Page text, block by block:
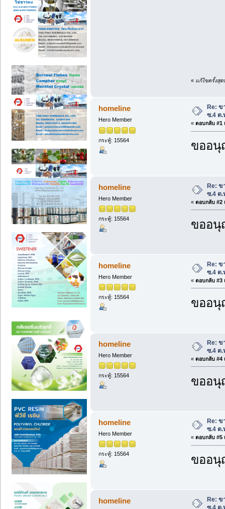
« แก้ไขครั้งสุ
homeline
Hero Member
กระทู้: 15564
Re:
ซ.4 ต
« ตอบกลับ #1
ขออนุ
homeline
Hero Member
กระทู้: 15564
Re: ข
ซ.4 ต
« ตอบกลับ #2
ขออนุ
homeline
Hero Member
กระทู้: 15564
Re: ข
ซ.4 ต
« ตอบกลับ #3
ขออนุ
homeline
Hero Member
กระทู้: 15564
Re:
ซ.4 ต
« ตอบกลับ #4
ขออนุ
homeline
Hero Member
กระทู้: 15564
Re:
ซ.4 ต
« ตอบกลับ #5
ขออนุ
homeline
Re: